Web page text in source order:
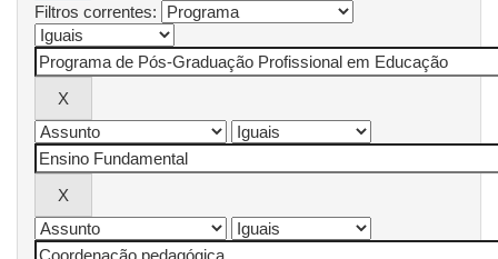
Filtros correntes: